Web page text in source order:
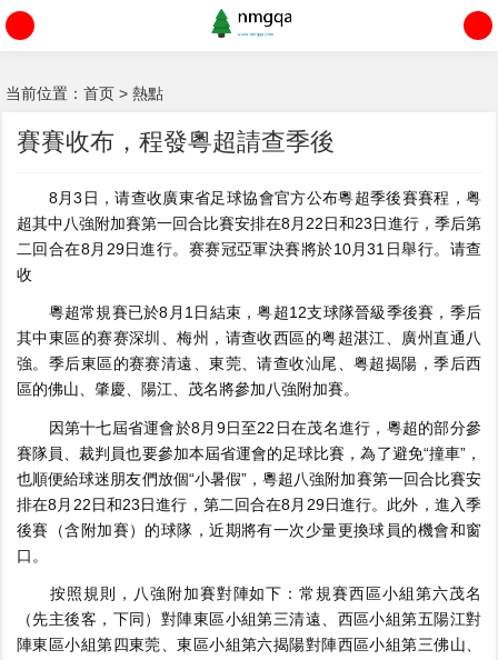
当前位置： 首页 > 熱點
賽賽收布，程發粵超請查季後
8月3日，请查收廣東省足球協會官方公布粵超季後賽賽程，粤
超其中八強附加賽第一回合比賽安排在8月22日和23日進行，季后第
二回合在8月29日進行。赛赛冠亞軍決賽將於10月31日舉行。请查
收
粵超常規賽已於8月1日結束，粤超12支球隊晉級季後賽，季后
其中東區的赛赛深圳、梅州，请查收西區的粤超湛江、廣州直通八
強。季后東區的赛赛清遠、東莞、请查收汕尾、粤超揭陽，季后西
區的佛山、肇慶、陽江、茂名將參加八強附加賽。
因第十七屆省運會於8月9日至22日在茂名進行，粵超的部分參
賽隊員、裁判員也要參加本屆省運會的足球比賽，為了避免“撞車”，
也順便給球迷朋友們放個“小暑假”，粵超八強附加賽第一回合比賽安
排在8月22日和23日進行，第二回合在8月29日進行。此外，進入季
後賽（含附加賽）的球隊，近期將有一次少量更換球員的機會和窗
口。
按照規則，八強附加賽對陣如下：常規賽西區小組第六茂名
（先主後客，下同）對陣東區小組第三清遠、西區小組第五陽江對
陣東區小組第四東莞、東區小組第六揭陽對陣西區小組第三佛山、